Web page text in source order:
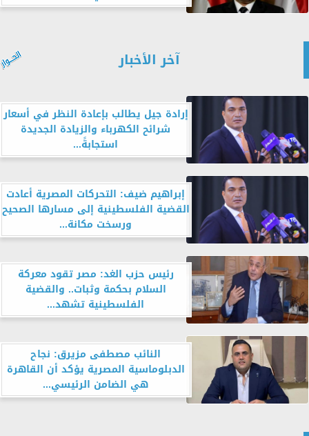
آخر الأخبار
إرادة جيل يطالب بإعادة النظر في أسعار
شرائح الكهرباء والزيادة الجديدة
استجابةً...
إبراهيم ضيف: التحركات المصرية أعادت
القضية الفلسطينية إلى مسارها الصحيح
ورسخت مكانة...
رئيس حزب الغد: مصر تقود معركة
السلام بحكمة وثبات.. والقضية
الفلسطينية تشهد...
النائب مصطفى مزيرق: نجاح
الدبلوماسية المصرية يؤكد أن القاهرة
هي الضامن الرئيسي...